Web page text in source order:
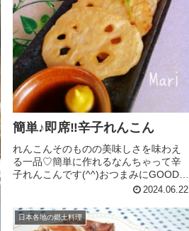
簡単♪即席‼辛子れんこん
れんこんそのものの美味しさを味わえ
る一品♡簡単に作れるなんちゃって辛
子れんこんです(^^)おつまみにGOOD♪
レシピはこちら （楽天レシピ） 約10分
油＊醤油酢辛子みんなのレビュー
2024.06.22
日本各地の郷土料理